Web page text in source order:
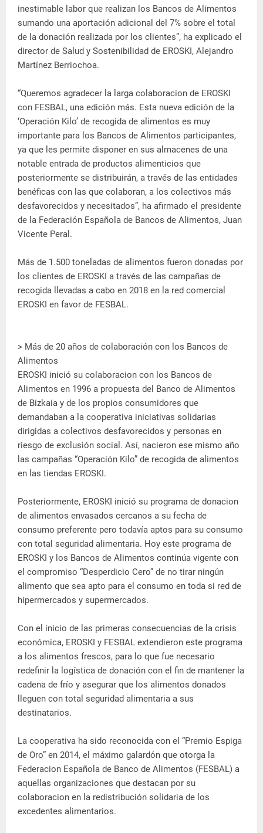
inestimable labor que realizan los Bancos de Alimentos
sumando una aportación adicional del 7% sobre el total
de la donación realizada por los clientes”, ha explicado el
director de Salud y Sostenibilidad de EROSKI, Alejandro
Martínez Berriochoa.
“Queremos agradecer la larga colaboracion de EROSKI
con FESBAL, una edición más. Esta nueva edición de la
‘Operación Kilo’ de recogida de alimentos es muy
importante para los Bancos de Alimentos participantes,
ya que les permite disponer en sus almacenes de una
notable entrada de productos alimenticios que
posteriormente se distribuirán, a través de las entidades
benéficas con las que colaboran, a los colectivos más
desfavorecidos y necesitados”, ha afirmado el presidente
de la Federación Española de Bancos de Alimentos, Juan
Vicente Peral.
Más de 1.500 toneladas de alimentos fueron donadas por
los clientes de EROSKI a través de las campañas de
recogida llevadas a cabo en 2018 en la red comercial
EROSKI en favor de FESBAL.
> Más de 20 años de colaboración con los Bancos de
Alimentos
EROSKI inició su colaboracion con los Bancos de
Alimentos en 1996 a propuesta del Banco de Alimentos
de Bizkaia y de los propios consumidores que
demandaban a la cooperativa iniciativas solidarias
dirigidas a colectivos desfavorecidos y personas en
riesgo de exclusión social. Así, nacieron ese mismo año
las campañas “Operación Kilo” de recogida de alimentos
en las tiendas EROSKI.
Posteriormente, EROSKI inició su programa de donacion
de alimentos envasados cercanos a su fecha de
consumo preferente pero todavía aptos para su consumo
con total seguridad alimentaria. Hoy este programa de
EROSKI y los Bancos de Alimentos continúa vigente con
el compromiso “Desperdicio Cero” de no tirar ningún
alimento que sea apto para el consumo en toda si red de
hipermercados y supermercados.
Con el inicio de las primeras consecuencias de la crisis
económica, EROSKI y FESBAL extendieron este programa
a los alimentos frescos, para lo que fue necesario
redefinir la logística de donación con el fin de mantener la
cadena de frío y asegurar que los alimentos donados
lleguen con total seguridad alimentaria a sus
destinatarios.
La cooperativa ha sido reconocida con el “Premio Espiga
de Oro” en 2014, el máximo galardón que otorga la
Federacion Española de Banco de Alimentos (FESBAL) a
aquellas organizaciones que destacan por su
colaboracion en la redistribución solidaria de los
excedentes alimentarios.